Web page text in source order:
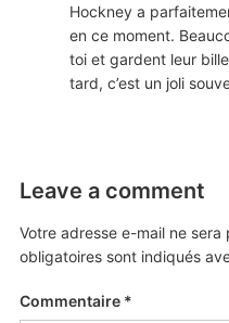
Hockney a
en ce moment.
toi et gardent leur
tard, c’est un joli
Leave a comment
Votre adresse e-mail ne sera
obligatoires sont indiqués
Commentaire *